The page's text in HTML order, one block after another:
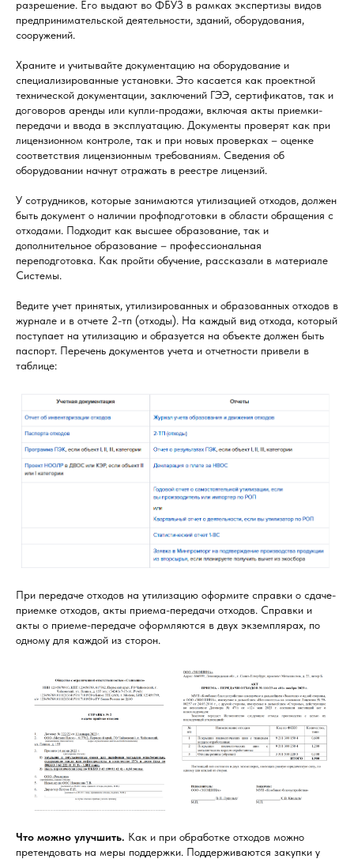
разрешение. Его выдают во ФБУЗ в рамках экспертизы видов
предпринимательской деятельности, зданий, оборудования,
сооружений.
Храните и учитывайте документацию на оборудование и
специализированные установки. Это касается как проектной
технической документации, заключений ГЭЭ, сертификатов, так и
договоров аренды или купли-продажи, включая акты приемки-
передачи и ввода в эксплуатацию. Документы проверят как при
лицензионном контроле, так и при новых проверках – оценке
соответствия лицензионным требованиям. Сведения об
оборудовании начнут отражать в реестре лицензий.
У сотрудников, которые занимаются утилизацией отходов, должен
быть документ о наличии профподготовки в области обращения с
отходами. Подходит как высшее образование, так и
дополнительное образование – профессиональная
переподготовка. Как пройти обучение, рассказали в материале
Системы.
Ведите учет принятых, утилизированных и образованных отходов в
журнале и в отчете 2-тп (отходы). На каждый вид отхода, который
поступает на утилизацию и образуется на объекте должен быть
паспорт. Перечень документов учета и отчетности привели в
таблице:
При передаче отходов на утилизацию оформите справки о сдаче-
приемке отходов, акты приема-передачи отходов. Справки и
акты о приеме-передаче оформляются в двух экземплярах, по
одному для каждой из сторон.
Что можно улучшить. Как и при обработке отходов можно
претендовать на меры поддержки. Поддерживаются закупки у